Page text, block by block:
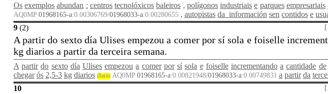
Os exemplos abundan : centros tecnolóxicos baleiros , polígonos industriais e parques empresariais
AQ0MP 01968165-a:0.00306769/01968033-a:0.00280655 , autopistas da_información sen contidos e
9(2)
A partir do sexto día Ulises empezou a comer por sí sola e foiselle
kg diarios a partir da terceira semana.
A partir do sexto día Ulises empezou a comer por sí sola e foiselle incrementando a cantidade de
chegar ós 2,5-3 kg diarios diarioAQ0MP 01968165-a:0.00821948/01968033-a:0.00749831 a partir da
10